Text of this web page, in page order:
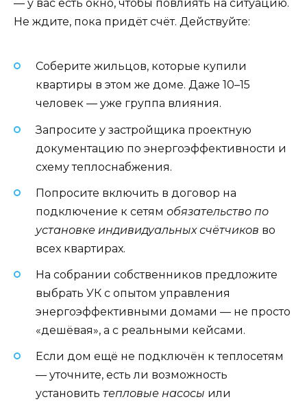
— у вас есть окно, чтобы повлиять на ситуацию.
Не ждите, пока придёт счёт. Действуйте:
Соберите жильцов, которые купили
квартиры в этом же доме. Даже 10–15
человек — уже группа влияния.
Запросите у застройщика проектную
документацию по энергоэффективности и
схему теплоснабжения.
Попросите включить в договор на
подключение к сетям обязательство по
установке индивидуальных счётчиков во
всех квартирах.
На собрании собственников предложите
выбрать УК с опытом управления
энергоэффективными домами — не просто
«дешёвая», а с реальными кейсами.
Если дом ещё не подключён к теплосетям
— уточните, есть ли возможность
установить тепловые насосы или